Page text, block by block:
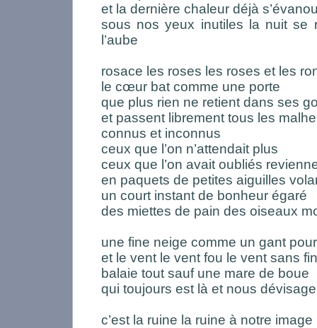
et la dernière chaleur déjà
sous nos yeux inutiles la nuit se
l’aube
rosace les roses les roses et les
le cœur bat comme une porte
que plus rien ne retient dans ses
et passent librement tous les
connus et inconnus
ceux que l’on n’attendait plus
ceux que l’on avait oubliés
en paquets de petites aiguilles
un court instant de bonheur égaré
des miettes de pain des oiseaux
une fine neige comme un gant
et le vent le vent fou le vent sans
balaie tout sauf une mare de boue
qui toujours est là et nous dévisage
c’est la ruine la ruine à notre image